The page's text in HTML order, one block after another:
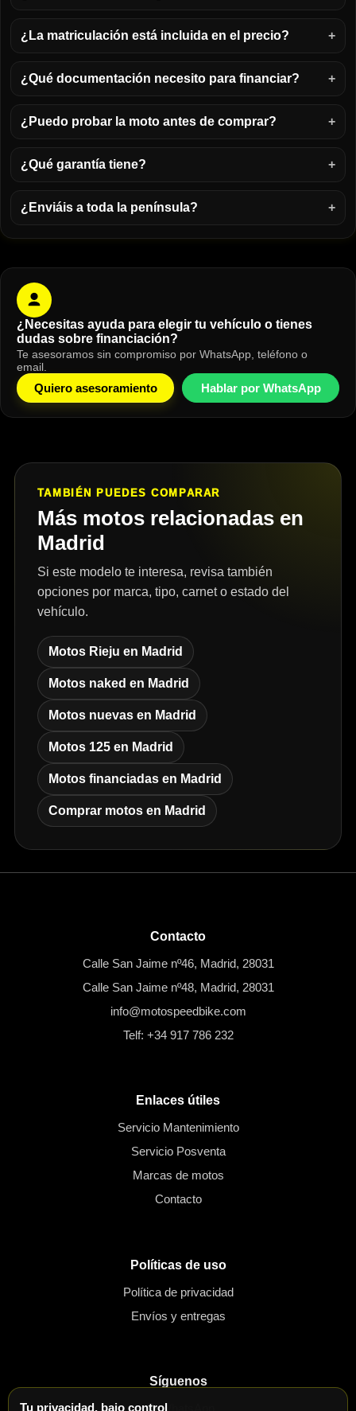
Tu privacidad, bajo control
¿La matriculación está incluida en el precio?
¿Qué documentación necesito para financiar?
¿Puedo probar la moto antes de comprar?
¿Qué garantía tiene?
¿Enviáis a toda la península?
¿Necesitas ayuda para elegir tu vehículo o tienes
dudas sobre financiación?
Te asesoramos sin compromiso por WhatsApp, teléfono o
email.
Quiero asesoramiento Hablar por WhatsApp
TAMBIÉN PUEDES COMPARAR
Más motos relacionadas en
Madrid
Si este modelo te interesa, revisa también
opciones por marca, tipo, carnet o estado del
vehículo.
Motos Rieju en Madrid
Motos naked en Madrid
Motos nuevas en Madrid
Motos 125 en Madrid
Motos financiadas en Madrid
Comprar motos en Madrid
Contacto
Calle San Jaime nº46, Madrid, 28031
Calle San Jaime nº48, Madrid, 28031
info@motospeedbike.com
Telf: +34 917 786 232
Enlaces útiles
Servicio Mantenimiento
Servicio Posventa
Marcas de motos
Contacto
Políticas de uso
Política de privacidad
Envíos y entregas
Síguenos
WhatsApp